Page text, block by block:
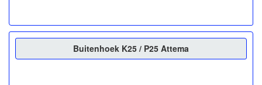
Buitenhoek K25 / P25 Attema